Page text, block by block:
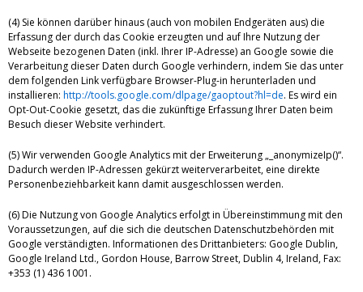
(4) Sie können darüber hinaus (auch von mobilen Endgeräten aus) die
Erfassung der durch das Cookie erzeugten und auf Ihre Nutzung der
Webseite bezogenen Daten (inkl. Ihrer IP-Adresse) an Google sowie die
Verarbeitung dieser Daten durch Google verhindern, indem Sie das unter
dem folgenden Link verfügbare Browser-Plug-in herunterladen und
installieren: http://tools.google.com/dlpage/gaoptout?hl=de. Es wird ein
Opt-Out-Cookie gesetzt, das die zukünftige Erfassung Ihrer Daten beim
Besuch dieser Website verhindert.
(5) Wir verwenden Google Analytics mit der Erweiterung „_anonymizeIp()“.
Dadurch werden IP-Adressen gekürzt weiterverarbeitet, eine direkte
Personenbeziehbarkeit kann damit ausgeschlossen werden.
(6) Die Nutzung von Google Analytics erfolgt in Übereinstimmung mit den
Voraussetzungen, auf die sich die deutschen Datenschutzbehörden mit
Google verständigten. Informationen des Drittanbieters: Google Dublin,
Google Ireland Ltd., Gordon House, Barrow Street, Dublin 4, Ireland, Fax:
+353 (1) 436 1001.